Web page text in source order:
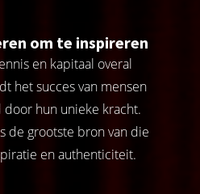
om te inspireren
en kapitaal overal
het succes van mensen
hun unieke kracht.
de grootste bron van die
en authenticiteit.